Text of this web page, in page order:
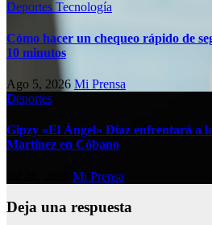
Deportes Tecnología
Cómo hacer un chequeo rápido de
10 minutos
Ago 5, 2026 Mi Prensa
Deportes
Gipzy «El Ángel» Díaz enfrentará a
Martínez en Cóbano
Mi Prensa
Deja una respuesta